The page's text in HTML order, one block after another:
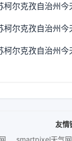
柯尔克孜自治州今
柯尔克孜自治州今
柯尔克孜自治州今
友情
smartpixel天气网